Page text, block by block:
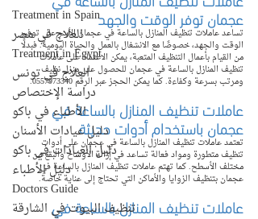
Treatment in Spain
العلاج في مصر
Treatment in Egypt
العلاج في تونس
دراسة الإختصاص
الأطباء في باكو
دليل عيادات الأسنان
دليل العيادات في باكو
دليل الأطباء
Doctors Guide
تنظيف البيوت في الشارقة
عجمان توفر الوقت والجهد
تساعد عاملات تنظيف المنازل بالساعة في عجمان الأسر على توفير
الوقت والجهد، خصوصًا مع الانشغال بالعمل والحياة اليومية. فبدلًا
من القيام بأعمال التنظيف المتعبة، يمكن الاعتماد على عاملات
تنظيف المنازل بالساعة في عجمان للحصول على منزل نظيف
ومرتب بسرعة وكفاءة. كما يمكن الحجز عبر الرقم 0557973340.
عاملات تنظيف المنازل بالساعة في
عجمان باستخدام أدوات حديثة
تعتمد عاملات تنظيف المنازل بالساعة في عجمان على أدوات
تنظيف متطورة ومواد فعالة تساعد في إزالة الأوساخ والبقع من
مختلف الأسطح. كما تهتم عاملات تنظيف المنازل بالساعة في
عجمان بتنظيف الزوايا والأماكن التي تحتاج إلى عناية خاصة.
عاملات تنظيف المنازل بالساعة في